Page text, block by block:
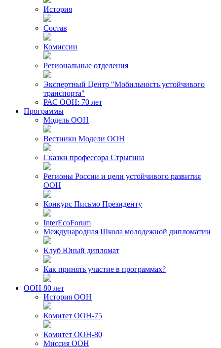
История
Состав
Комиссии
Региональные отделения
Экспертный Центр "Мобильность устойчивого
транспорта"
РАС ООН: 70 лет
Программы
Модель ООН
Вестники Модели ООН
Сказки профессора Стрыгина
Регионы России и цели устойчивого развития
ООН
Конкурс Письмо Президенту
InterEcoForum
Международная Школа молодежной дипломатии
Клуб Юный дипломат
Как принять участие в программах?
ООН 80 лет
История ООН
Комитет ООН-75
Комитет ООН-80
Миссия ООН